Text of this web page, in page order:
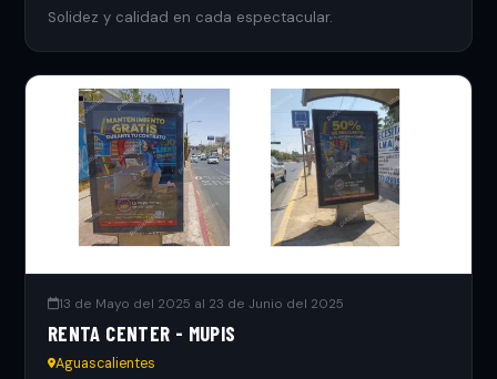
Solidez y calidad en cada espectacular.
13 de Mayo del 2025 al 23 de Junio del 2025
RENTA CENTER - MUPIS
Aguascalientes